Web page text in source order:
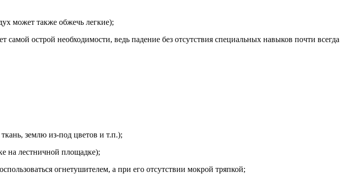
может также обжечь легкие);
острой необходимости, ведь падение без отсутствия специальных навыков почти всегда
землю из-под цветов и т.п.);
на лестничной площадке);
огнетушителем, а при его отсутствии мокрой тряпкой;